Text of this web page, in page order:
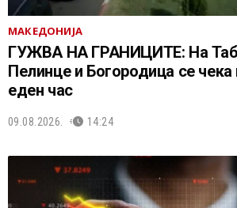
МАКЕДОНИЈА
ГУЖВА НА ГРАНИЦИТЕ: На
Пелинце и Богородица се чека
еден час
09.08.2026. 14:24